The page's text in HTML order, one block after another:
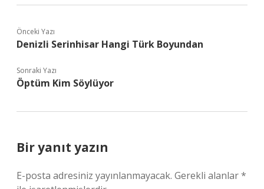
Önceki Yazı
Denizli Serinhisar Hangi Türk Boyundan
Sonraki Yazı
Öptüm Kim Söylüyor
Bir yanıt yazın
E-posta adresiniz yayınlanmayacak. Gerekli alanlar*